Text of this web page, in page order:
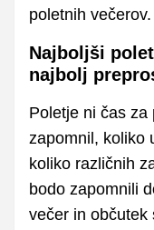
poletnih večerov.
Najboljši
najbolj
Poletje ni čas za
zapomnil, koliko
koliko različnih
bodo zapomnili
večer in občutek